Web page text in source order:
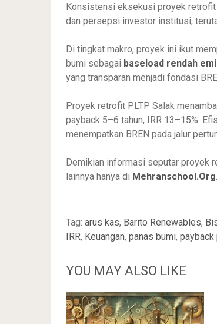
Konsistensi eksekusi proyek
dan persepsi investor institusi,
Di tingkat makro, proyek ini ikut
bumi sebagai baseload rendah
yang transparan menjadi fondasi
Proyek retrofit PLTP Salak
payback 5–6 tahun, IRR 13–15%.
menempatkan BREN pada jalur
Demikian informasi seputar proyek
lainnya hanya di Mehranschool.Org.
Tag: arus kas, Barito Renewables,
IRR, Keuangan, panas bumi, payback
YOU MAY ALSO LIKE